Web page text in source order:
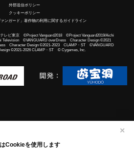
Cookieを使用します
✕
外部送信ポリシー
クッキーポリシー
ァンガード」著作物の利用に関するガイドライン
レビ東京 ©Project Vanguard2018 ©Project Vanguard2019/Aichi
Television ©VANGUARD overDress Character Design ©2021
Character Design ©2021-2023 CLAMP・ST ©VANGUARD
©2021-2026 CLAMP・ST © Cygames, Inc.